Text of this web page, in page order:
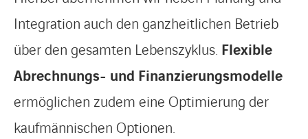
Integration auch den ganzheitlichen Betrieb
über den gesamten Lebenszyklus. Flexible
Abrechnungs- und Finanzierungsmodelle
ermöglichen zudem eine Optimierung der
kaufmännischen Optionen.